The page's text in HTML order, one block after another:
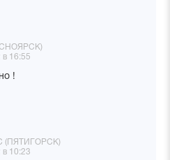
в 16:55
!
(ПЯТИГОРСК)
в 10:23